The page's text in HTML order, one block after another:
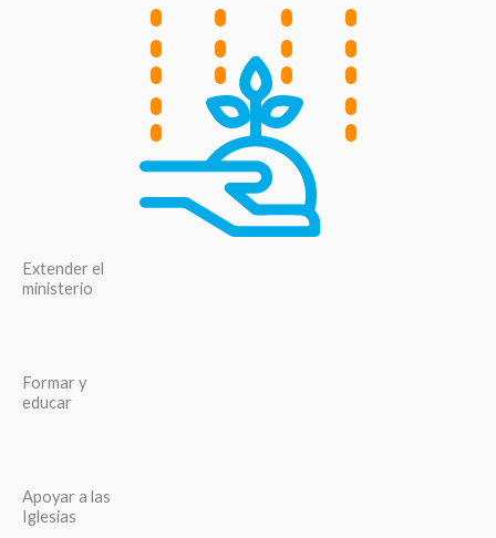
Extender el
ministerio
Formar y
educar
Apoyar a las
Iglesias